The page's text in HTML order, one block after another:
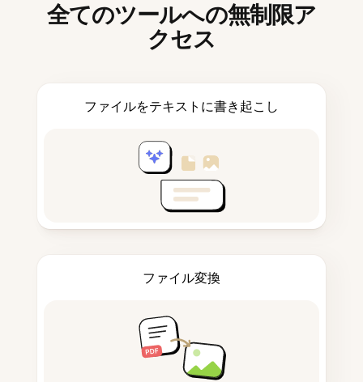
全てのツールへの無制限ア
クセス
ファイルをテキストに書き起こし
ファイル変換